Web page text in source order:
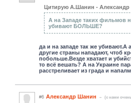
Цитирую А.Шанин -
А на Западе таких фильмов
убивают БОЛЬШЕ?
да и на западе так же
другие страны нападают, чтоб
побольше.Везде хватает и
то всё вешать? А на Украине
расстреливает из града и
#6 Александр Шанин
(c нами